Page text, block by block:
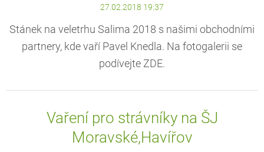
27.02.2018 19:37
Stánek na veletrhu Salima 2018 s našimi obchodními
partnery, kde vaří Pavel Knedla. Na fotogalerii se
podívejte ZDE.
Vaření pro strávníky na ŠJ
Moravské,Havířov